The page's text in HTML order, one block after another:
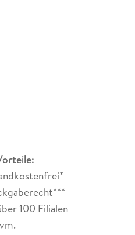
100 Filialen